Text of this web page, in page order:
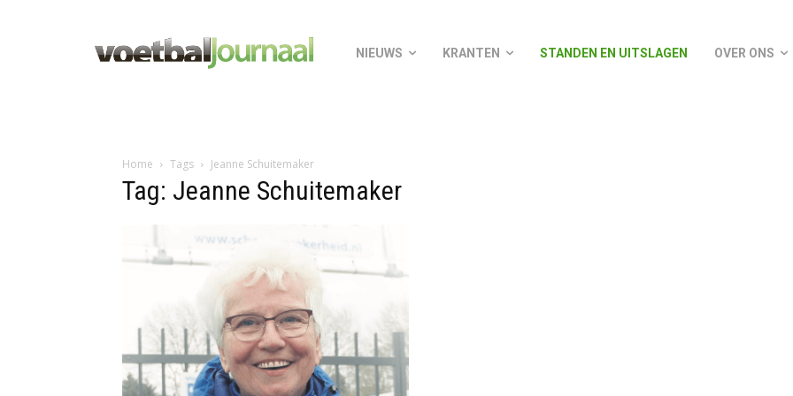
NIEUWS KRANTEN STANDEN EN UITSLAGEN OVER ONS
Home Tags Jeanne Schuitemaker
Tag: Jeanne Schuitemaker